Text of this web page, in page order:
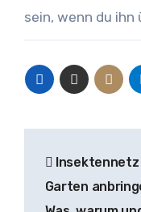
sein, wenn du
Insektennetz
Garten